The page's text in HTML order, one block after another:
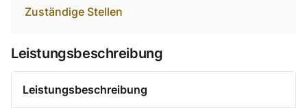
Zuständige Stellen
Leistungsbeschreibung
Leistungsbeschreibung